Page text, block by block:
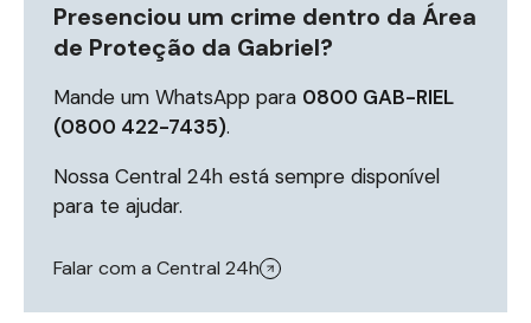
Presenciou um crime dentro da Área
de Proteção da Gabriel?
Mande um WhatsApp para 0800 GAB-RIEL
(0800 422-7435).
Nossa Central 24h está sempre disponível
para te ajudar.
Falar com a Central 24h